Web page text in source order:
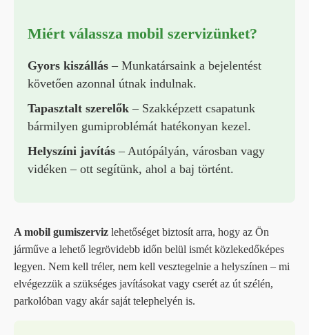
Miért válassza mobil szervizünket?
Gyors kiszállás – Munkatársaink a bejelentést
követően azonnal útnak indulnak.
Tapasztalt szerelők – Szakképzett csapatunk
bármilyen gumiproblémát hatékonyan kezel.
Helyszíni javítás – Autópályán, városban vagy
vidéken – ott segítünk, ahol a baj történt.
A mobil gumiszerviz lehetőséget biztosít arra, hogy az Ön
járműve a lehető legrövidebb időn belül ismét közlekedőképes
legyen. Nem kell tréler, nem kell vesztegelnie a helyszínen – mi
elvégezzük a szükséges javításokat vagy cserét az út szélén,
parkolóban vagy akár saját telephelyén is.